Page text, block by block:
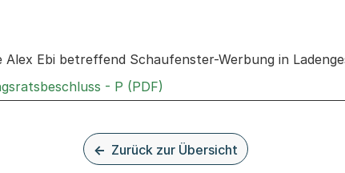
zu den Sitzungen zum Geschäft
Ebi betreffend Schaufenster-Werbung in
- P (PDF)
Zurück zur Übersicht